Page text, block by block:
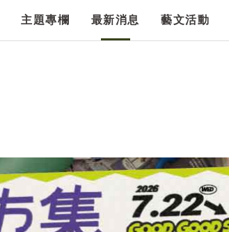
主題專欄 最新消息 藝文活動